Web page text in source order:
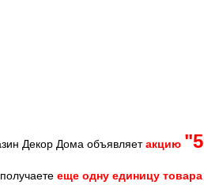
Декор Дома объявляетакцию
еще одну единицу товара